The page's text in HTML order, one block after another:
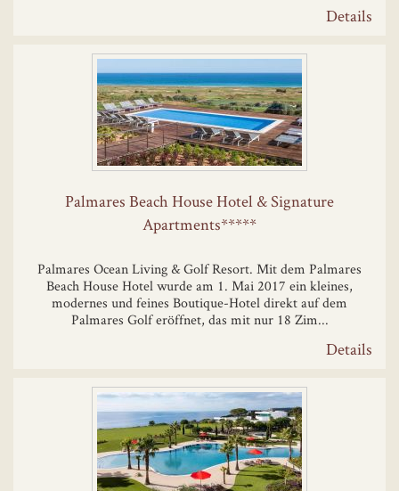
Details
Palmares Beach House Hotel & Signature
Apartments*****
Palmares Ocean Living & Golf Resort. Mit dem Palmares
Beach House Hotel wurde am 1. Mai 2017 ein kleines,
modernes und feines Boutique-Hotel direkt auf dem
Palmares Golf eröffnet, das mit nur 18 Zim...
Details